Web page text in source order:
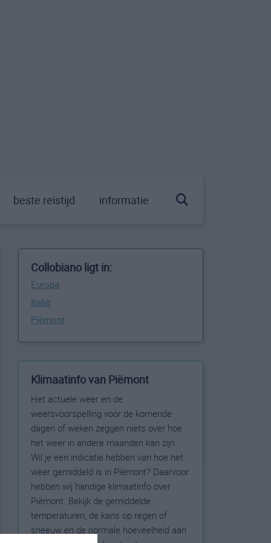
beste reistijd informatie
Collobiano ligt in:
Europa
Italië
Piëmont
Klimaatinfo van Piëmont
Het actuele weer en de
weersvoorspelling voor de komende
dagen of weken zeggen niets over hoe
het weer in andere maanden kan zijn.
Wil je een indicatie hebben van hoe het
weer gemiddeld is in Piëmont? Daarvoor
hebben wij handige klimaatinfo over
Piëmont. Bekijk de gemiddelde
temperaturen, de kans op regen of
sneeuw en de normale hoeveelheid aan